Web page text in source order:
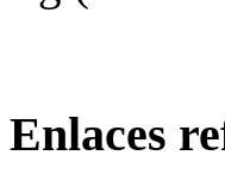
Enlaces